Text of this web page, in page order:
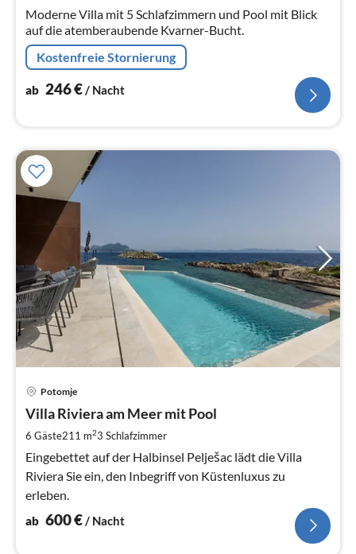
Moderne Villa mit 5 Schlafzimmern und Pool mit Blick
auf die atemberaubende Kvarner-Bucht.
Kostenfreie Stornierung
ab 246€/ Nacht
Potomje
Villa Riviera am Meer mit Pool
6 Gäste211 m23 Schlafzimmer
Eingebettet auf der Halbinsel Pelješac lädt die Villa
Riviera Sie ein, den Inbegriff von Küstenluxus zu
erleben.
ab 600€/ Nacht